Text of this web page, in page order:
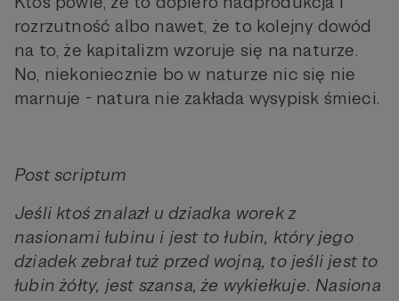
rozrzutność albo nawet, że to kolejny dowód
na to, że kapitalizm wzoruje się na naturze.
No, niekoniecznie bo w naturze nic się nie
marnuje - natura nie zakłada wysypisk śmieci.
Post scriptum
Jeśli ktoś znalazł u dziadka worek z
nasionami łubinu i jest to łubin, który jego
dziadek zebrał tuż przed wojną, to jeśli jest to
łubin żółty, jest szansa, że wykiełkuje. Nasiona